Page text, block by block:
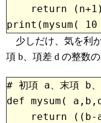
return
少しだけ、気を利
項 b、項差 d の整数
# 初項 a、末項 b
def mysum(
return